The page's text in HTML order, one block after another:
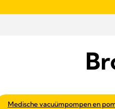
Medische vacuümpompen en